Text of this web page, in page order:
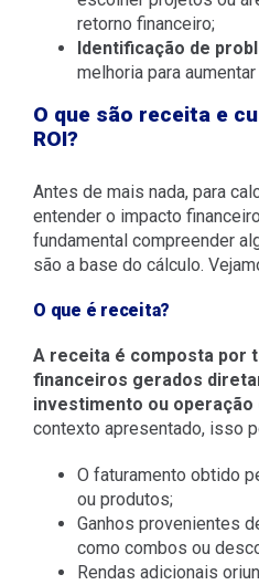
retorno financeiro;
Identificação de
melhoria para
O que são receita e
ROI?
Antes de mais nada, para
entender o impacto
fundamental compreender
são a base do cálculo.
O que é receita?
A receita é composta por
financeiros gerados
investimento ou
contexto apresentado, isso
O faturamento obtido
ou produtos;
Ganhos provenientes
como combos ou
Rendas adicionais